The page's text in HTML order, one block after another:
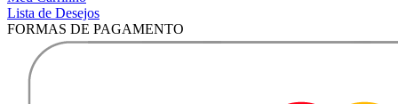
Lista de Desejos
FORMAS DE PAGAMENTO